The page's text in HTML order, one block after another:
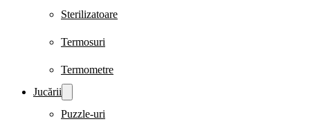
Sterilizatoare
Termosuri
Termometre
Jucării
Puzzle-uri